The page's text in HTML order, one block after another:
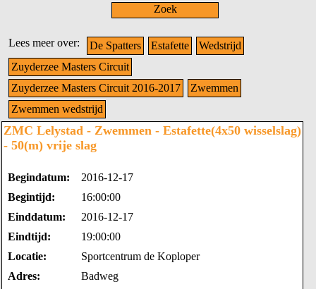
Zoek
Lees meer over: De Spatters Estafette
Wedstrijd
Zuyderzee Masters Circuit
Zuyderzee Masters Circuit 2016-2017
Zwemmen
Zwemmen wedstrijd
ZMC Lelystad - Zwemmen - Estafette(4x50 wisselslag)
- 50(m) vrije slag
Begindatum:
2016-12-17
Begintijd:
16:00:00
Einddatum:
2016-12-17
Eindtijd:
19:00:00
Locatie:
Sportcentrum de Koploper
Adres:
Badweg